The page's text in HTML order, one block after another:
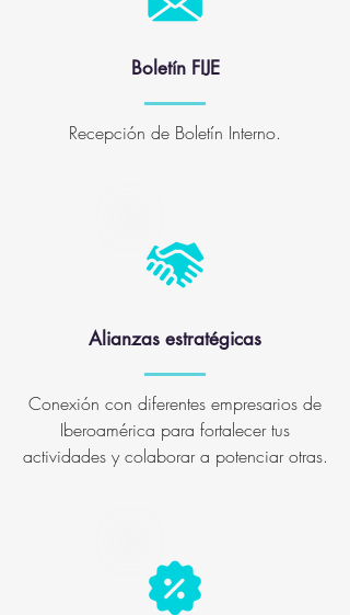
Boletín FIJE
Recepción de Boletín Interno.
Alianzas estratégicas
Conexión con diferentes empresarios de
Iberoamérica para fortalecer tus
actividades y colaborar a potenciar otras.